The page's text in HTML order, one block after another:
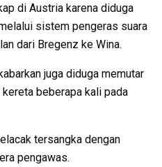
di Austria karena diduga
sistem pengeras suara
dari Bregenz ke Wina.
juga diduga memutar
beberapa kali pada
tersangka dengan
pengawas.